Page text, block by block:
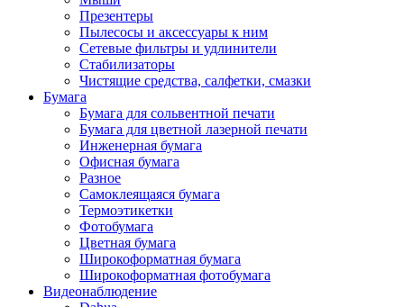
Презентеры
Пылесосы и аксессуары к ним
Сетевые фильтры и удлинители
Стабилизаторы
Чистящие средства, салфетки, смазки
Бумага
Бумага для сольвентной печати
Бумага для цветной лазерной печати
Инженерная бумага
Офисная бумага
Разное
Самоклеящаяся бумага
Термоэтикетки
Фотобумага
Цветная бумага
Широкоформатная бумага
Широкоформатная фотобумага
Видеонаблюдение